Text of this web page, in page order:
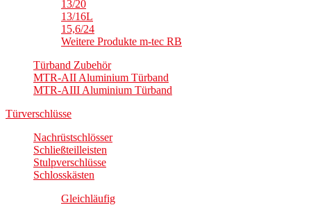
13/20
13/16L
15,6/24
Weitere Produkte m-tec RB
Türband Zubehör
MTR-AII Aluminium Türband
MTR-AIII Aluminium Türband
Türverschlüsse
Nachrüstschlösser
Schließteilleisten
Stulpverschlüsse
Schlosskästen
Gleichläufig